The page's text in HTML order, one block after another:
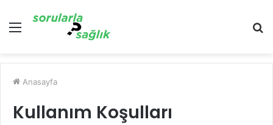
Menü
...
Anasayfa
Kullanım Koşulları